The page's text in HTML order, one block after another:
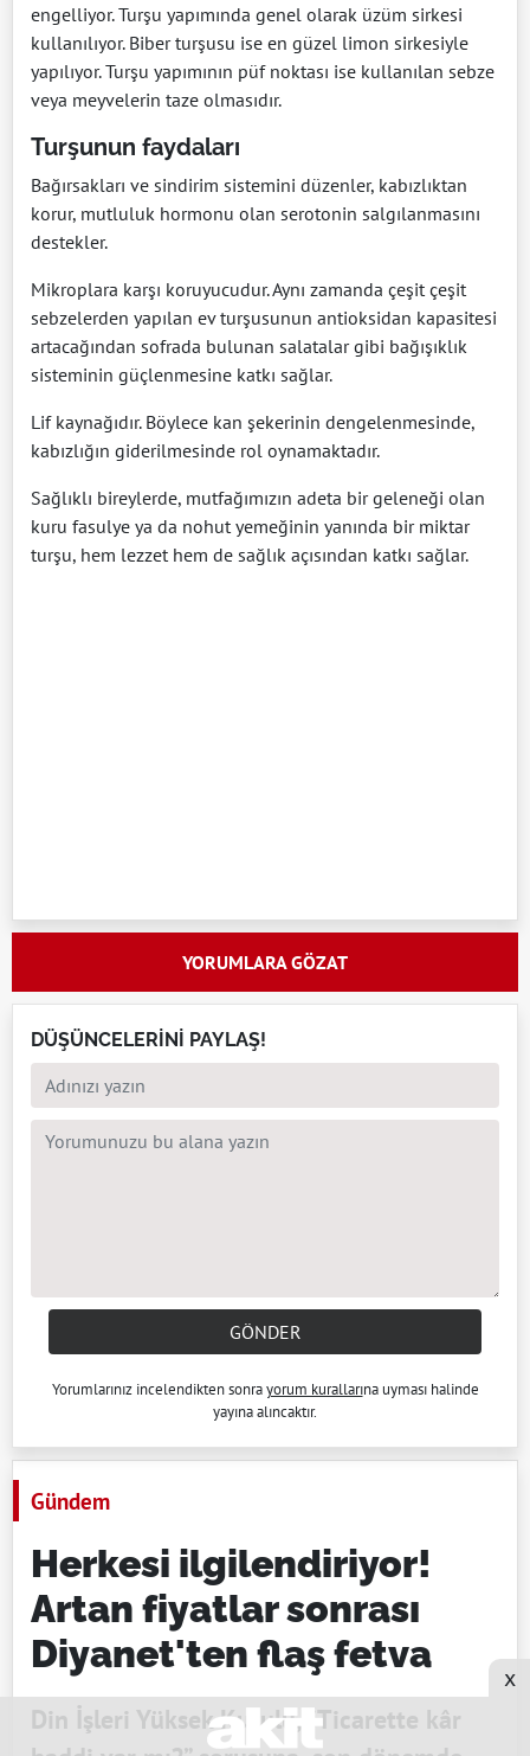
engelliyor. Turşu yapımında genel olarak üzüm sirkesi
kullanılıyor. Biber turşusu ise en güzel limon sirkesiyle
yapılıyor. Turşu yapımının püf noktası ise kullanılan sebze
veya meyvelerin taze olmasıdır.
Turşunun faydaları
Bağırsakları ve sindirim sistemini düzenler, kabızlıktan
korur, mutluluk hormonu olan serotonin salgılanmasını
destekler.
Mikroplara karşı koruyucudur. Aynı zamanda çeşit çeşit
sebzelerden yapılan ev turşusunun antioksidan kapasitesi
artacağından sofrada bulunan salatalar gibi bağışıklık
sisteminin güçlenmesine katkı sağlar.
Lif kaynağıdır. Böylece kan şekerinin dengelenmesinde,
kabızlığın giderilmesinde rol oynamaktadır.
Sağlıklı bireylerde, mutfağımızın adeta bir geleneği olan
kuru fasulye ya da nohut yemeğinin yanında bir miktar
turşu, hem lezzet hem de sağlık açısından katkı sağlar.
YORUMLARA GÖZAT
DÜŞÜNCELERİNİ PAYLAŞ!
GÖNDER
Yorumlarınız incelendikten sonrayorum kurallarına uyması halinde
yayına alıncaktır.
Gündem
Herkesi ilgilendiriyor!
Artan fiyatlar sonrası
Diyanet'ten flaş fetva
Din İşleri Yüksek Kurulu, “Ticarette kâr
x